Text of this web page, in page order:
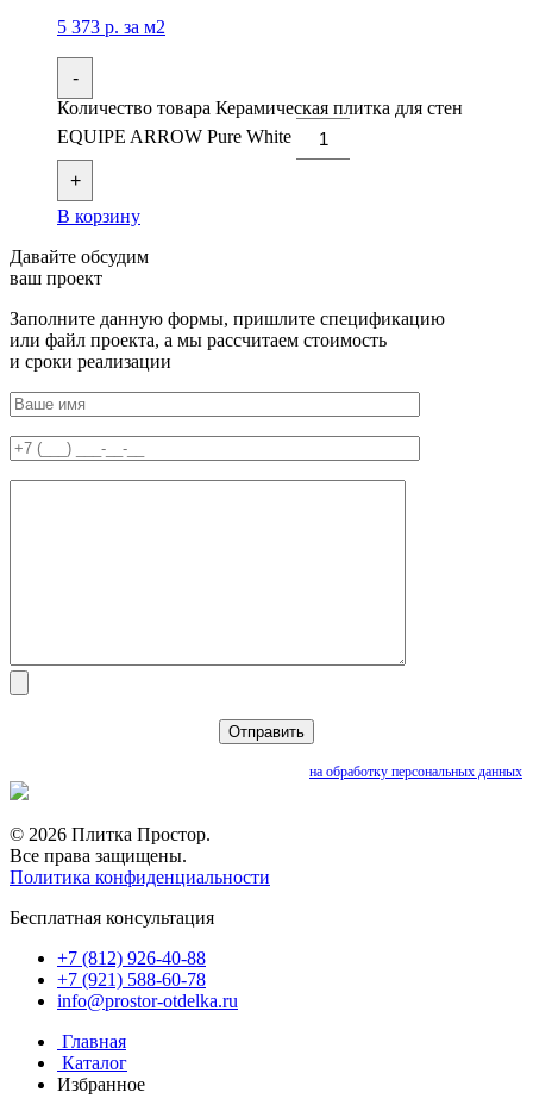
5 373 р. за м2
-
Количество товара Керамическая плитка для стен
EQUIPE ARROW Pure White
+
В корзину
Давайте обсудим
ваш проект
Заполните данную формы, пришлите спецификацию
или файл проекта, а мы рассчитаем стоимость
и сроки реализации
на обработку персональных данных
© 2026 Плитка Простор.
Все права защищены.
Политика конфиденциальности
Бесплатная консультация
+7 (812) 926-40-88
+7 (921) 588-60-78
info@prostor-otdelka.ru
Главная
Каталог
Избранное